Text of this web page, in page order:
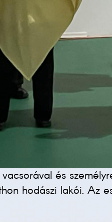
és
hodászi lakói. Az